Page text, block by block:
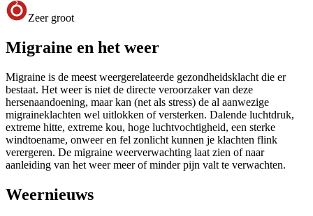
Zeer groot
Migraine en het weer
Migraine is de meest weergerelateerde gezondheidsklacht die er
bestaat. Het weer is niet de directe veroorzaker van deze
hersenaandoening, maar kan (net als stress) de al aanwezige
migraineklachten wel uitlokken of versterken. Dalende luchtdruk,
extreme hitte, extreme kou, hoge luchtvochtigheid, een sterke
windtoename, onweer en fel zonlicht kunnen je klachten flink
verergeren. De migraine weerverwachting laat zien of naar
aanleiding van het weer meer of minder pijn valt te verwachten.
Weernieuws